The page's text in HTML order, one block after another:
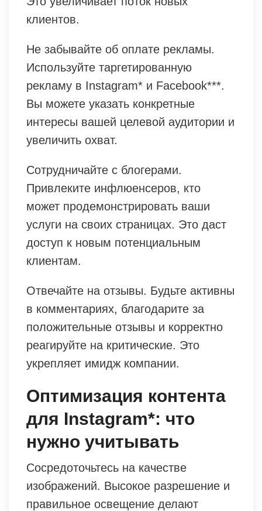
клиентов.
Не забывайте об оплате рекламы.
Используйте таргетированную
рекламу в Instagram* и Facebook***.
Вы можете указать конкретные
интересы вашей целевой аудитории и
увеличить охват.
Сотрудничайте с блогерами.
Привлеките инфлюенсеров, кто
может продемонстрировать ваши
услуги на своих страницах. Это даст
доступ к новым потенциальным
клиентам.
Отвечайте на отзывы. Будьте активны
в комментариях, благодарите за
положительные отзывы и корректно
реагируйте на критические. Это
укрепляет имидж компании.
Оптимизация контента
для Instagram*: что
нужно учитывать
Сосредоточьтесь на качестве
изображений. Высокое разрешение и
правильное освещение делают